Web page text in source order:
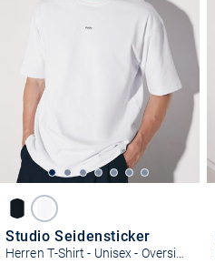
Studio Seidensticker